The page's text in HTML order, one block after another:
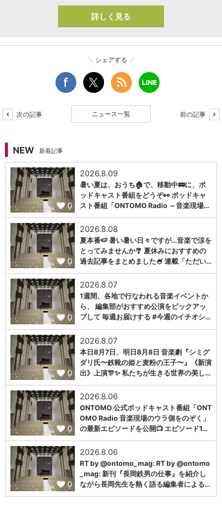
詳しく見る
シェアする
次の記事 ニュース一覧 前の記事
NEW 新着記事
0
2026.8.09
暑い夏は、おうち🏠で、移動中🚃に、ポ
ッドキャスト番組をどうぞ👀 ポッドキャ
スト番組「ONTOMO Radio ～音楽現場…
0
2026.8.08
夏本番🍉 暑い暑い日々ですが…音楽で涼を
とってみませんか🎐 夏休みにおすすめの
過去記事をまとめました🍧 連載「ただい…
0
2026.8.07
1週間、各地で行なわれる音楽イベントか
ら、 編集部がおすすめ公演をピックアッ
プして 毎週お届けする #今週のイチオシ…
0
2026.8.07
本日8月7日、明日8月8日 音楽劇『シミグ
ダリ氏〜鉄靴の姫と麦粉の王子〜』《新演
出》上演🎊✨ 私たちが生きる世界の美し…
0
2026.8.06
ONTOMO 公式ポッドキャスト番組「ONT
OMO Radio 音楽現場のウラ側をのぞく」
の最新エピソードを公開📺 エピソード1…
0
2026.8.06
RT by @ontomo_mag: RT by @ontomo
_mag: 新刊『長岡鉄男の仕事』を紹介し
ながら長岡先生を熱く語る編集者による…